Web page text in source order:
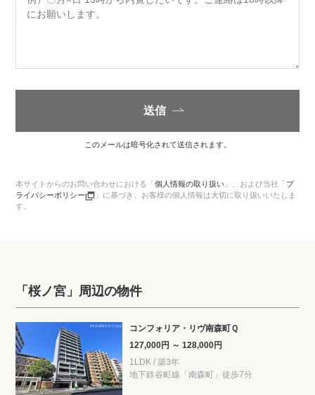
送信
このメールは暗号化されて送信されます。
本サイトからのお問い合わせにおける「個人情報の取り扱い 」、 および当社「プ
ライバシーポリシー
」に基づき、お客様の個人情報は大切に取り扱いいたしま
す。
「桜ノ宮」周辺の物件
コンフォリア・リヴ南森町Ｑ
127,000円 ～ 128,000円
1LDK / 築3年
地下鉄谷町線「南森町」徒歩7分